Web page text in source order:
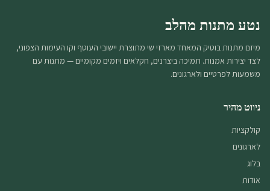
נטע מתנות מהלב
מיזם מתנות בוטיק המאחד מארזי שי מתוצרת יישובי העוטף וקו העימות הצפוני,
לצד יצירות אמנות. תמיכה ביצרנים, חקלאים ויזמים מקומיים — מתנות עם
משמעות לפרטיים ולארגונים.
ניווט מהיר
קולקציות
לארגונים
בלוג
אודות